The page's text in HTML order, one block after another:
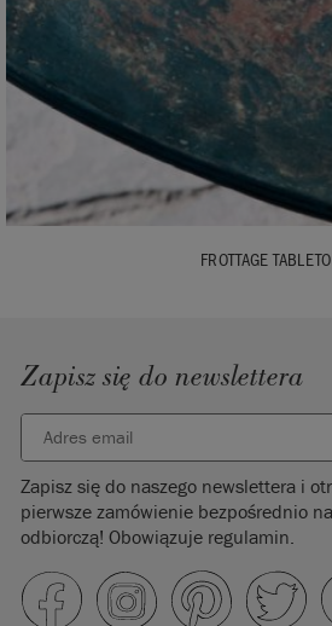
FROTTAGE
Zapisz się do newslettera
Zapisz się do naszego newslettera i
pierwsze zamówienie bezpośrednio
odbiorczą! Obowiązuje regulamin.